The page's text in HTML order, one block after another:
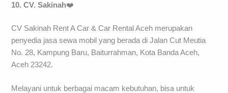
10. CV. Sakinah❤️
CV Sakinah Rent A Car & Car Rental Aceh merupakan
penyedia jasa sewa mobil yang berada di Jalan Cut Meutia
No. 28, Kampung Baru, Baiturrahman, Kota Banda Aceh,
Aceh 23242.
Melayani untuk berbagai macam kebutuhan, bisa untuk